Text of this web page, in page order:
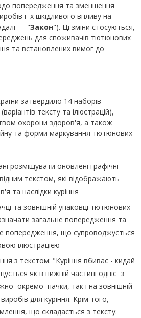
попередження та зменшення
і їх шкідливого впливу на
— "Закон"). Ці зміни стосуються,
для споживачів тютюнових
та встановлених вимог до
затвердило 14 наборів
тексту та ілюстрацій),
охорони здоров'я, а також
та форми маркування тютюнових
розміщувати оновлені графічні
текстом, які відображають
та наслідки куріння
та зовнішній упаковці тютюнових
загальне попередження та
попередження, що супроводжується
ілюстрацією
з текстом: "Куріння вбиває - кидай
як в нижній частині однієї з
окремої пачки, так і на зовнішній
для куріння. Крім того,
що складається з тексту: